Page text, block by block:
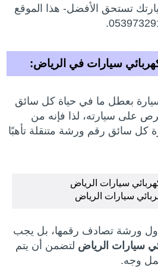
تستحق الأفضل- هذا الموقع
سيارات في الرياض:
بعطل ما في حياة كل سائق
على سيارته، لذا فإنه من
كل سائق رقم ورشة متنقلة تأهبًا
سيارات الرياض
ورشة تصادف رقمها، بل يجب
سيارات الرياض لتضمن أن يتم
وجه.